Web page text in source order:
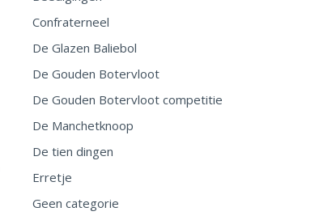
Confraterneel
De Glazen Baliebol
De Gouden Botervloot
De Gouden Botervloot competitie
De Manchetknoop
De tien dingen
Erretje
Geen categorie